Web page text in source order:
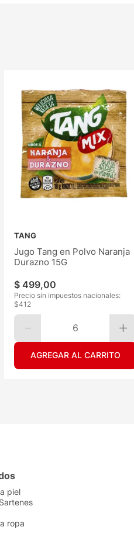
TANG
Jugo Tang en Polvo Naranja
Durazno 15G
$ 499,00
Precio sin impuestos nacionales:
$412
6
AGREGAR AL CARRITO
piel
ropa